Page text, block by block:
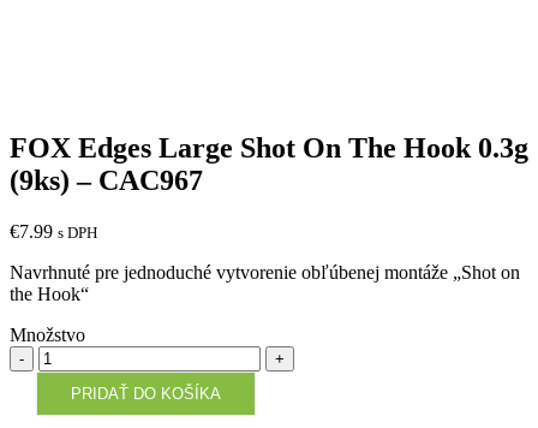
FOX Edges Large Shot On The Hook 0.3g
(9ks) – CAC967
€7.99 s DPH
Navrhnuté pre jednoduché vytvorenie obľúbenej montáže „Shot on
the Hook“
Množstvo
Množstvo
PRIDAŤ DO KOŠÍKA